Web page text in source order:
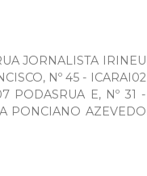
JORNALISTA IRINEU
Nº 45 - ICARAI02
PODASRUA E, Nº 31 -
PONCIANO AZEVEDO